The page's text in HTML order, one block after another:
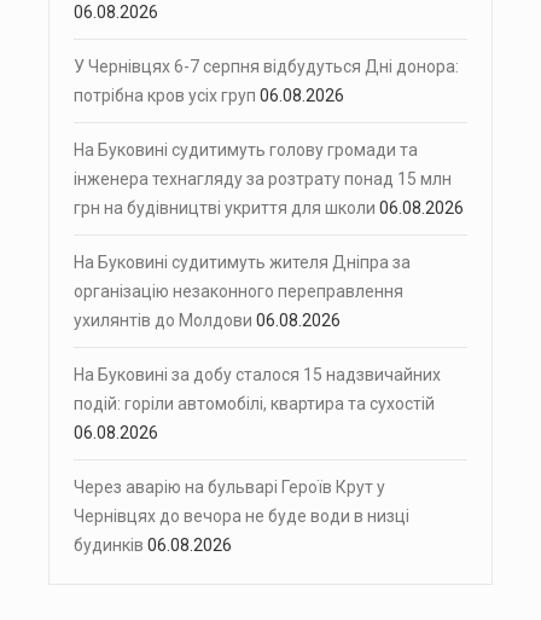
06.08.2026
У Чернівцях 6-7 серпня відбудуться Дні донора:
потрібна кров усіх груп 06.08.2026
На Буковині судитимуть голову громади та
інженера технагляду за розтрату понад 15 млн
грн на будівництві укриття для школи 06.08.2026
На Буковині судитимуть жителя Дніпра за
організацію незаконного переправлення
ухилянтів до Молдови 06.08.2026
На Буковині за добу сталося 15 надзвичайних
подій: горіли автомобілі, квартира та сухостій
06.08.2026
Через аварію на бульварі Героїв Крут у
Чернівцях до вечора не буде води в низці
будинків 06.08.2026